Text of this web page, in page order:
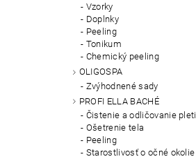
Vzorky
Doplnky
Peeling
Tonikum
Chemický peeling
OLIGOSPA
Zvýhodnené sady
PROFI ELLA BACHÉ
Čistenie a odličovanie pleti
Ošetrenie tela
Peeling
Starostlivosť o očné okolie